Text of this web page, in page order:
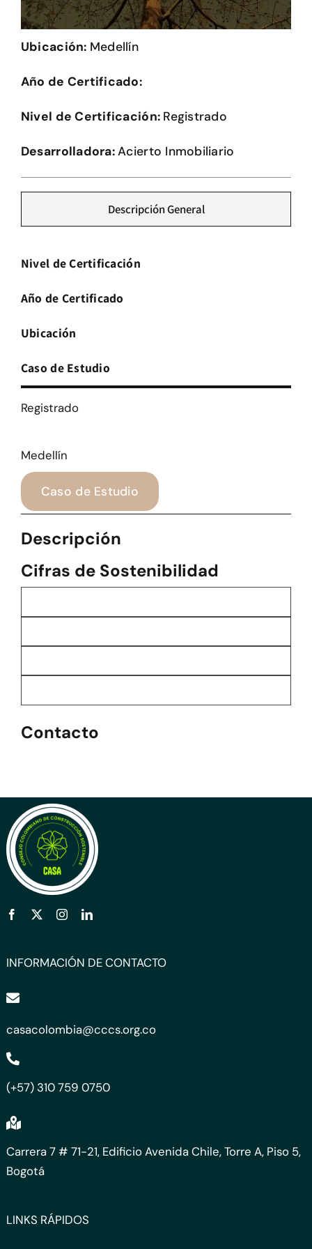
Herramientas
Credenciales
Plataforma CASA
Ubicación: Medellín
Año de Certificado:
Nivel de Certificación: Registrado
Desarrolladora:Acierto Inmobiliario
Descripción General
Nivel de Certificación
Año de Certificado
Ubicación
Caso de Estudio
Registrado
Medellín
Caso de Estudio
Descripción
Cifras de Sostenibilidad
Contacto
INFORMACIÓN DE CONTACTO
casacolombia@cccs.org.co
(+57) 310 759 0750
Carrera 7 # 71-21, Edificio Avenida Chile, Torre A, Piso 5,
Bogotá
LINKS RÁPIDOS